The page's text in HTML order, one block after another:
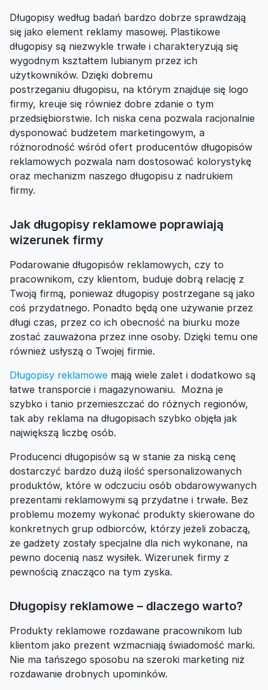
Długopisy według badań bardzo dobrze sprawdzają
się jako element reklamy masowej. Plastikowe
długopisy są niezwykle trwałe i charakteryzują się
wygodnym kształtem lubianym przez ich
użytkowników. Dzięki dobremu
postrzeganiu długopisu, na którym znajduje się logo
firmy, kreuje się również dobre zdanie o tym
przedsiębiorstwie. Ich niska cena pozwala racjonalnie
dysponować budżetem marketingowym, a
różnorodność wśród ofert producentów długopisów
reklamowych pozwala nam dostosować kolorystykę
oraz mechanizm naszego długopisu z nadrukiem
firmy.
Jak długopisy reklamowe poprawiają
wizerunek firmy
Podarowanie długopisów reklamowych, czy to
pracownikom, czy klientom, buduje dobrą relację z
Twoją firmą, ponieważ długopisy postrzegane są jako
coś przydatnego. Ponadto będą one używanie przez
długi czas, przez co ich obecność na biurku może
zostać zauważona przez inne osoby. Dzięki temu one
również usłyszą o Twojej firmie.
Długopisy reklamowe mają wiele zalet i dodatkowo są
łatwe transporcie i magazynowaniu. Można je
szybko i tanio przemieszczać do różnych regionów,
tak aby reklama na długopisach szybko objęła jak
największą liczbę osób.
Producenci długopisów są w stanie za niską cenę
dostarczyć bardzo dużą ilość spersonalizowanych
produktów, które w odczuciu osób obdarowywanych
prezentami reklamowymi są przydatne i trwałe. Bez
problemu możemy wykonać produkty skierowane do
konkretnych grup odbiorców, którzy jeżeli zobaczą,
że gadżety zostały specjalne dla nich wykonane, na
pewno docenią nasz wysiłek. Wizerunek firmy z
pewnością znacząco na tym zyska.
Długopisy reklamowe – dlaczego warto?
Produkty reklamowe rozdawane pracownikom lub
klientom jako prezent wzmacniają świadomość marki.
Nie ma tańszego sposobu na szeroki marketing niż
rozdawanie drobnych upominków.